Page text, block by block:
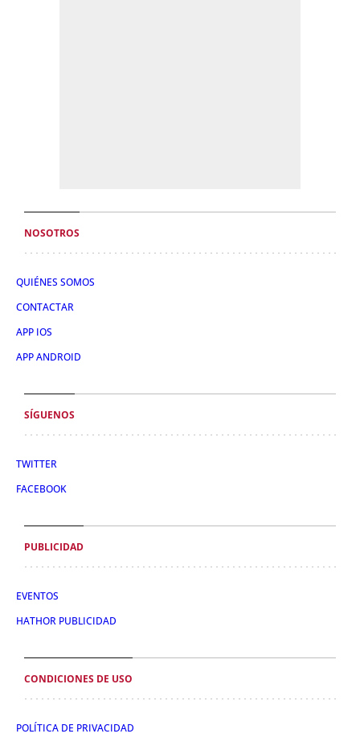
NOSOTROS
QUIÉNES SOMOS
CONTACTAR
APP IOS
APP ANDROID
SÍGUENOS
TWITTER
FACEBOOK
PUBLICIDAD
EVENTOS
HATHOR PUBLICIDAD
CONDICIONES DE USO
POLÍTICA DE PRIVACIDAD